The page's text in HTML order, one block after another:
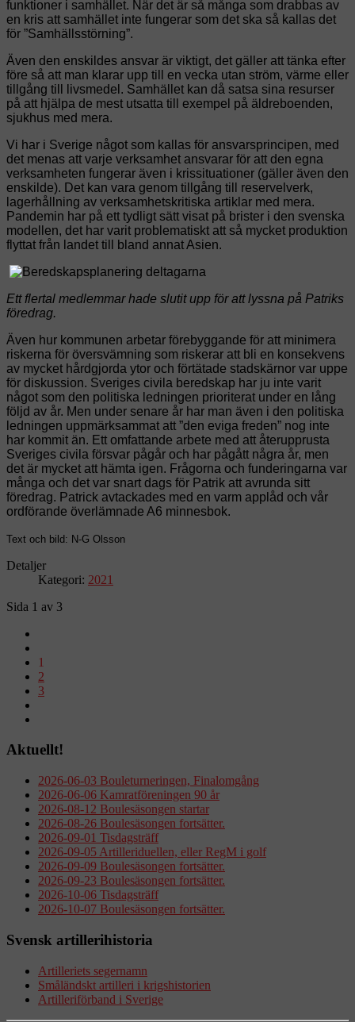
funktioner i samhället. När det är så många som drabbas av
en kris att samhället inte fungerar som det ska så kallas det
för ”Samhällsstörning”.
Även den enskildes ansvar är viktigt, det gäller att tänka efter
före så att man klarar upp till en vecka utan ström, värme eller
tillgång till livsmedel. Samhället kan då satsa sina resurser
på att hjälpa de mest utsatta till exempel på äldreboenden,
sjukhus med mera.
Vi har i Sverige något som kallas för ansvarsprincipen, med
det menas att varje verksamhet ansvarar för att den egna
verksamheten fungerar även i krissituationer (gäller även den
enskilde). Det kan vara genom tillgång till reservelverk,
lagerhållning av verksamhetskritiska artiklar med mera.
Pandemin har på ett tydligt sätt visat på brister i den svenska
modellen, det har varit problematiskt att så mycket produktion
flyttat från landet till bland annat Asien.
Ett flertal medlemmar hade slutit upp för att lyssna på Patriks
föredrag.
Även hur kommunen arbetar förebyggande för att minimera
riskerna för översvämning som riskerar att bli en konsekvens
av mycket hårdgjorda ytor och förtätade stadskärnor var uppe
för diskussion. Sveriges civila beredskap har ju inte varit
något som den politiska ledningen prioriterat under en lång
följd av år. Men under senare år har man även i den politiska
ledningen uppmärksammat att ”den eviga freden” nog inte
har kommit än. Ett omfattande arbete med att återupprusta
Sveriges civila försvar pågår och har pågått några år, men
det är mycket att hämta igen. Frågorna och funderingarna var
många och det var snart dags för Patrik att avrunda sitt
föredrag. Patrick avtackades med en varm applåd och vår
ordförande överlämnade A6 minnesbok.
Text och bild: N-G Olsson
Detaljer
Kategori: 2021
Sida 1 av 3
1
2
3
Aktuellt!
2026-06-03 Bouleturneringen, Finalomgång
2026-06-06 Kamratföreningen 90 år
2026-08-12 Boulesäsongen startar
2026-08-26 Boulesäsongen fortsätter.
2026-09-01 Tisdagsträff
2026-09-05 Artilleriduellen, eller RegM i golf
2026-09-09 Boulesäsongen fortsätter.
2026-09-23 Boulesäsongen fortsätter.
2026-10-06 Tisdagsträff
2026-10-07 Boulesäsongen fortsätter.
Svensk artillerihistoria
Artilleriets segernamn
Småländskt artilleri i krigshistorien
Artilleriförband i Sverige